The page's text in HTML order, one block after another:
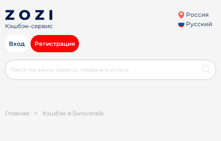
Кэшбэк-сервис
Россия
Русский
Вход Регистрация
Главная > Кэшбэк в Swoveralls